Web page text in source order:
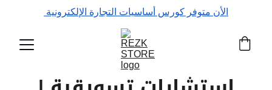
الأن متوفر كورس أساسيات التجارة الإلكترونية